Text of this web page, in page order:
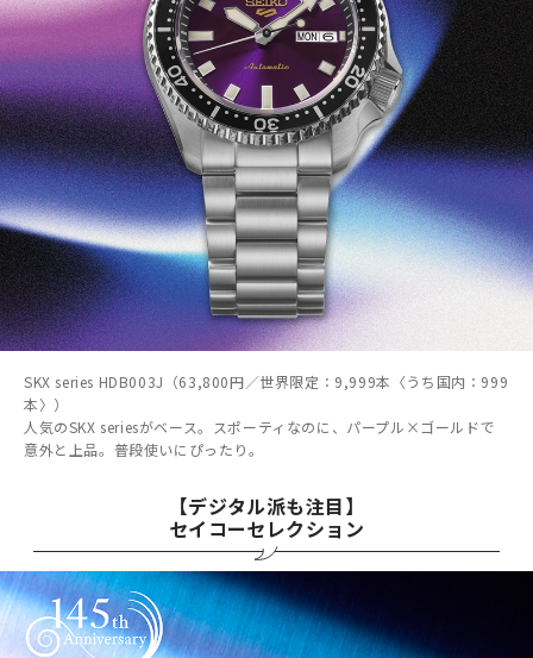
SKX series HDB003J（63,800円／世界限定：9,999本〈うち国内：999
本〉）
人気のSKX seriesがベース。スポーティなのに、パープル×ゴールドで
意外と上品。普段使いにぴったり。
【デジタル派も注目】
セイコーセレクション